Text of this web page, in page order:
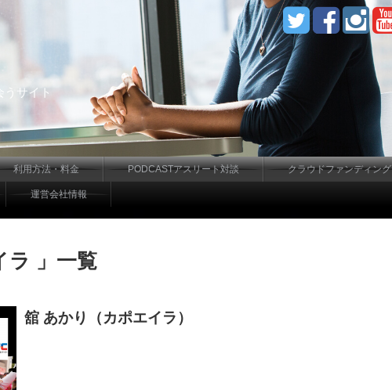
サイト
利用方法・料金 PODCASTアスリート対談 クラウドファンディング
運営会社情報
ラ 」一覧
舘 あかり（カポエイラ）